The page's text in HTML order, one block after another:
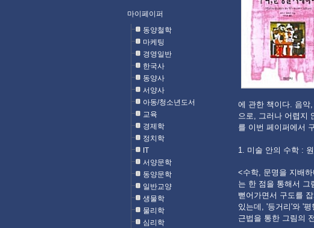
마이페이퍼
동양철학
마케팅
경영일반
한국사
동양사
서양사
아동/청소년도서
교육
경제학
정치학
IT
서양문학
동양문학
일반교양
생물학
물리학
심리학
에 관한 책이다. 음악
으로, 그러나 어렵지
를 이번 페이퍼에서
1. 미술 안의 수학 :
<수학, 문명을 지배
는 한 점을 통해서 그
뻗어가면서 구도를
있는데, '등거리'와 '
근법을 통한 그림의